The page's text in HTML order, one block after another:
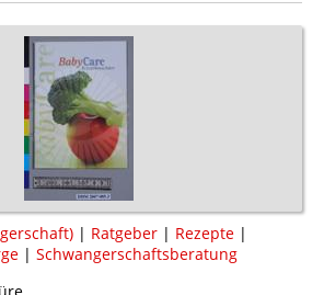
| Ratgeber | Rezepte |
| Schwangerschaftsberatung